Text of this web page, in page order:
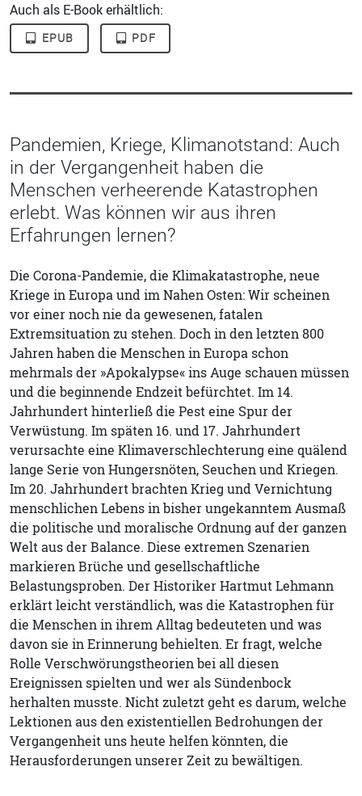
Auch als E-Book erhältlich:
EPUB PDF
Pandemien, Kriege, Klimanotstand: Auch
in der Vergangenheit haben die
Menschen verheerende Katastrophen
erlebt. Was können wir aus ihren
Erfahrungen lernen?
Die Corona-Pandemie, die Klimakatastrophe, neue
Kriege in Europa und im Nahen Osten: Wir scheinen
vor einer noch nie da gewesenen, fatalen
Extremsituation zu stehen. Doch in den letzten 800
Jahren haben die Menschen in Europa schon
mehrmals der »Apokalypse« ins Auge schauen müssen
und die beginnende Endzeit befürchtet. Im 14.
Jahrhundert hinterließ die Pest eine Spur der
Verwüstung. Im späten 16. und 17. Jahrhundert
verursachte eine Klimaverschlechterung eine quälend
lange Serie von Hungersnöten, Seuchen und Kriegen.
Im 20. Jahrhundert brachten Krieg und Vernichtung
menschlichen Lebens in bisher ungekanntem Ausmaß
die politische und moralische Ordnung auf der ganzen
Welt aus der Balance. Diese extremen Szenarien
markieren Brüche und gesellschaftliche
Belastungsproben. Der Historiker Hartmut Lehmann
erklärt leicht verständlich, was die Katastrophen für
die Menschen in ihrem Alltag bedeuteten und was
davon sie in Erinnerung behielten. Er fragt, welche
Rolle Verschwörungstheorien bei all diesen
Ereignissen spielten und wer als Sündenbock
herhalten musste. Nicht zuletzt geht es darum, welche
Lektionen aus den existentiellen Bedrohungen der
Vergangenheit uns heute helfen könnten, die
Herausforderungen unserer Zeit zu bewältigen.